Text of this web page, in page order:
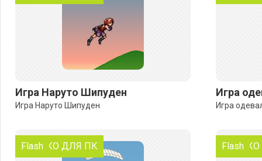
Игра Наруто Шипуден
Игра Наруто Шипуден
Игра
Игра
ТОЛЬКО ДЛЯ ПК
Flash Flash